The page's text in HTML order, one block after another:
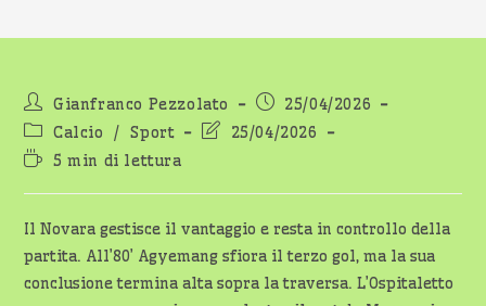
Autore
dell'articolo:
Gianfranco Pezzolato
Articolo
pubblicato:
25/04/2026
Categoria
dell'articolo:
Calcio / Sport
Ultima25/04/2026
Tempo
lettura:
5 min di lettura
Il Novara gestisce il vantaggio e resta in controllo della
partita. All’80’ Agyemang sfiora il terzo gol, ma la sua
conclusione termina alta sopra la traversa. L’Ospitaletto